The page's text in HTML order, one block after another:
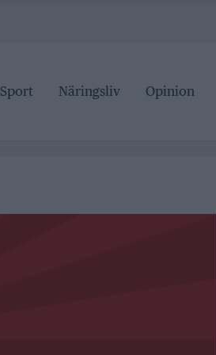
Sport Näringsliv Opinion